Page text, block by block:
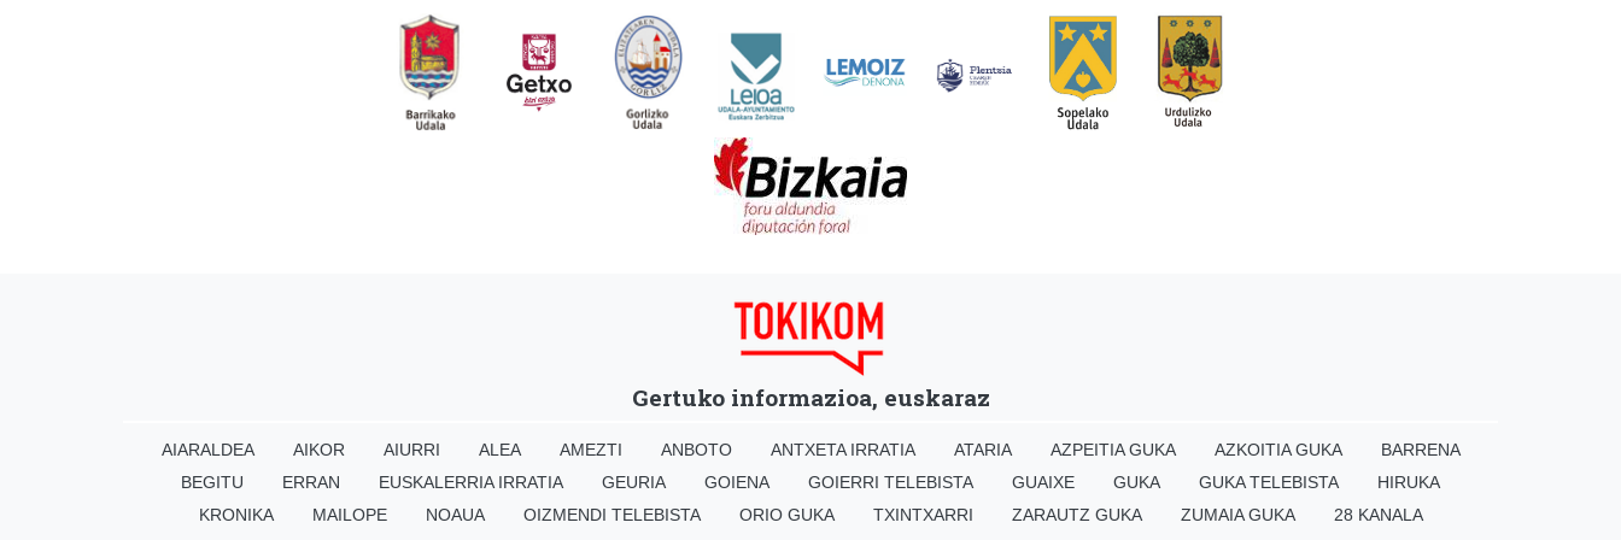
Gertuko informazioa, euskaraz
AIARALDEA AIKOR AIURRI ALEA AMEZTI ANBOTO ANTXETA IRRATIA ATARIA AZPEITIA GUKA AZKOITIA GUKA
BARRENA
BEGITU
ERRAN EUSKALERRIA IRRATIA GEURIA GOIENA GOIERRI TELEBISTA GUAIXE GUKA GUKA TELEBISTA
HIRUKA
KRONIKA
MAILOPE NOAUA OIZMENDI TELEBISTA ORIO GUKA TXINTXARRI ZARAUTZ GUKA ZUMAIA GUKA 28 KANALA